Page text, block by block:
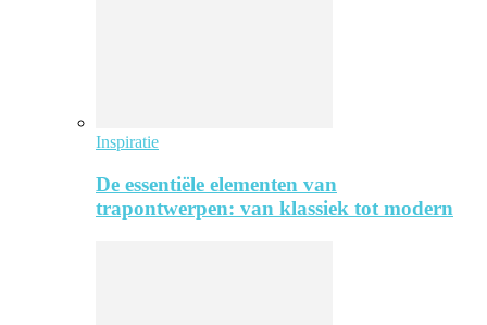
Inspiratie
De essentiële elementen van
trapontwerpen: van klassiek tot modern